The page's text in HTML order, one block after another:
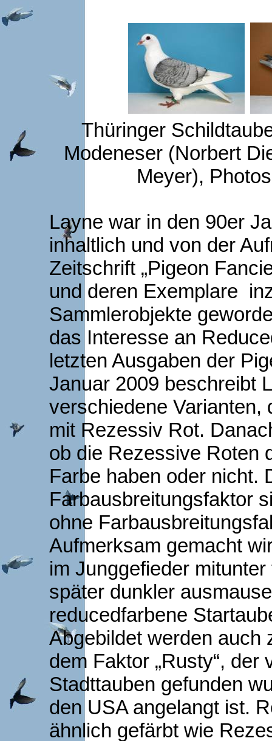
Thüringer
Modeneser (Norbert
Meyer),
Layne war in den 90er
inhaltlich und von der
Zeitschrift „Pigeon
und deren Exemplare
Sammlerobjekte
das Interesse an
letzten Ausgaben der
Januar 2009 beschreibt
verschiedene Varianten,
mit Rezessiv Rot.
ob die Rezessive Roten
Farbe haben oder nicht.
Farbausbreitungsfaktor
ohne
Aufmerksam gemacht
im Junggefieder
später dunkler
reducedfarbene
Abgebildet werden auch
dem Faktor „Rusty“,
Stadttauben gefunden
den USA angelangt ist.
ähnlich gefärbt wie